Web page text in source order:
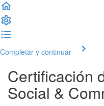
Completar y continuar
Certificación
Social &